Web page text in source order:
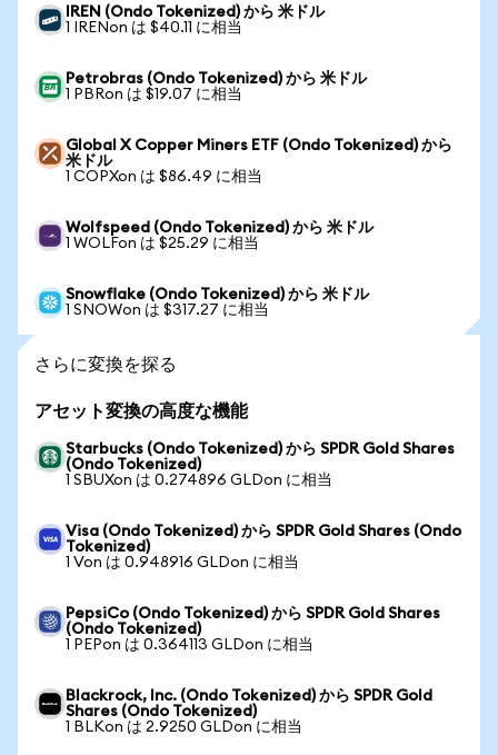
IREN (Ondo Tokenized) から 米ドル
1 IRENon は $40.11 に相当
Petrobras (Ondo Tokenized) から 米ドル
1 PBRon は $19.07 に相当
Global X Copper Miners ETF (Ondo Tokenized) から
米ドル
1 COPXon は $86.49 に相当
Wolfspeed (Ondo Tokenized) から 米ドル
1 WOLFon は $25.29 に相当
Snowflake (Ondo Tokenized) から 米ドル
1 SNOWon は $317.27 に相当
さらに変換を探る
アセット変換の高度な機能
Starbucks (Ondo Tokenized) から SPDR Gold Shares
(Ondo Tokenized)
1 SBUXon は 0.274896 GLDon に相当
Visa (Ondo Tokenized) から SPDR Gold Shares (Ondo
Tokenized)
1 Von は 0.948916 GLDon に相当
PepsiCo (Ondo Tokenized) から SPDR Gold Shares
(Ondo Tokenized)
1 PEPon は 0.364113 GLDon に相当
Blackrock, Inc. (Ondo Tokenized) から SPDR Gold
Shares (Ondo Tokenized)
1 BLKon は 2.9250 GLDon に相当